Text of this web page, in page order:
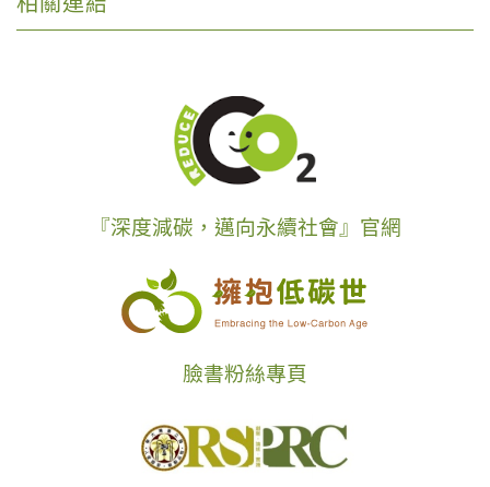
『深度減碳，邁向永續社會』官網
臉書粉絲專頁